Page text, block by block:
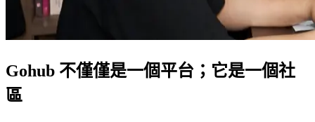
Gohub 不僅僅是一個平台；它是一個社
區